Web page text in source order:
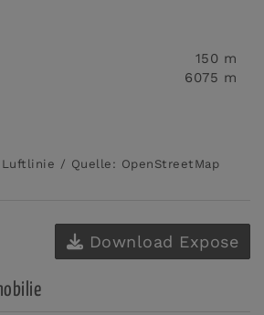
150 m
6075 m
Luftlinie / Quelle: OpenStreetMap
Download Expose